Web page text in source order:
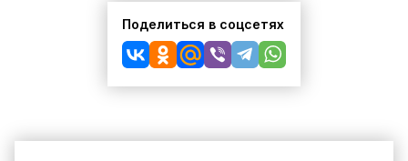
Поделиться в соцсетях